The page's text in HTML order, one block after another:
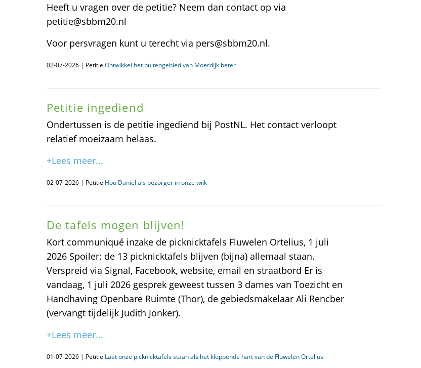
Heeft u vragen over de petitie? Neem dan contact op via
petitie@sbbm20.nl
Voor persvragen kunt u terecht via pers@sbbm20.nl.
02-07-2026 | Petitie Ontwikkel het buitengebied van Moerdijk beter
Petitie ingediend
Ondertussen is de petitie ingediend bij PostNL. Het contact verloopt
relatief moeizaam helaas.
+Lees meer...
02-07-2026 | Petitie Hou Daniel als bezorger in onze wijk
De tafels mogen blijven!
Kort communiqué inzake de picknicktafels Fluwelen Ortelius, 1 juli
2026 Spoiler: de 13 picknicktafels blijven (bijna) allemaal staan.
Verspreid via Signal, Facebook, website, email en straatbord Er is
vandaag, 1 juli 2026 gesprek geweest tussen 3 dames van Toezicht en
Handhaving Openbare Ruimte (Thor), de gebiedsmakelaar Ali Rencber
(vervangt tijdelijk Judith Jonker).
+Lees meer...
01-07-2026 | Petitie Laat onze picknicktafels staan als het kloppende hart van de Fluwelen Ortelius